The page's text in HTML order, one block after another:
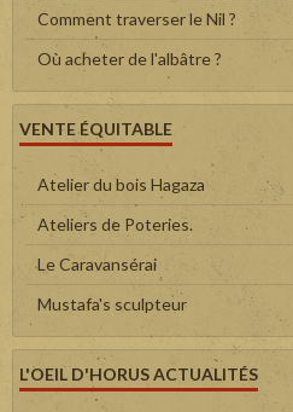
Comment traverser le Nil ?
Où acheter de l'albâtre ?
VENTE ÉQUITABLE
Atelier du bois Hagaza
Ateliers de Poteries.
Le Caravansérai
Mustafa's sculpteur
L'OEIL D'HORUS ACTUALITÉS